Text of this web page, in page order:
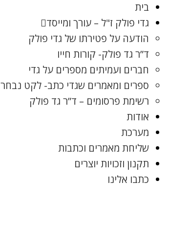
בית
גדי פולק ז"ל – עורך ומייסד
הודעה על פטירתו של גדי פולק
ד”ר גד פולק- קורות חייו
חברים ועמיתים מספרים על גדי
ספרים ומאמרים שגדי כתב- לקט נבחר
רשימת פרסומים – ד”ר גד פולק
אודות
מערכת
שליחת מאמרים וכתבות
תקנון וזכויות יוצרים
כתבו אלינו